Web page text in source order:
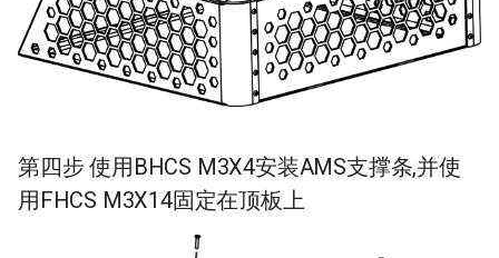
第四步 使用BHCS M3X4安装AMS支撑条,并使
用FHCS M3X14固定在顶板上